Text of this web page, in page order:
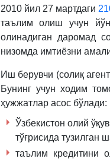
СК
179-
31-
б.
2010 йил 27 мартдаги
таълим олиш учун
олинадиган даромад
низомда имтиёзни
Иш берувчи (солиқ
Бунинг учун ходим
ҳужжатлар асос бўлади:
Ўзбекистон олий
тўғрисида тузилган
таълим кредитини